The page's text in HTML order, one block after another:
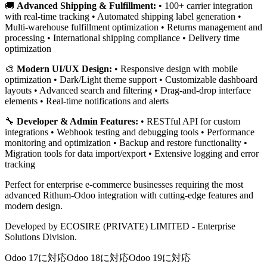
🚚 Advanced Shipping & Fulfillment: • 100+ carrier integration
with real-time tracking • Automated shipping label generation •
Multi-warehouse fulfillment optimization • Returns management and
processing • International shipping compliance • Delivery time
optimization
🎨 Modern UI/UX Design: • Responsive design with mobile
optimization • Dark/Light theme support • Customizable dashboard
layouts • Advanced search and filtering • Drag-and-drop interface
elements • Real-time notifications and alerts
🔧 Developer & Admin Features: • RESTful API for custom
integrations • Webhook testing and debugging tools • Performance
monitoring and optimization • Backup and restore functionality •
Migration tools for data import/export • Extensive logging and error
tracking
Perfect for enterprise e-commerce businesses requiring the most
advanced Rithum-Odoo integration with cutting-edge features and
modern design.
Developed by ECOSIRE (PRIVATE) LIMITED - Enterprise
Solutions Division.
Odoo 17に対応Odoo 18に対応Odoo 19に対応